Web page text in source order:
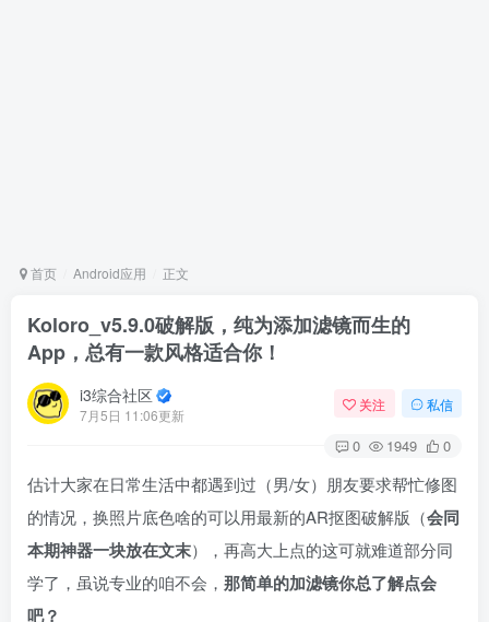
首页 Android应用 正文
Koloro_v5.9.0破解版，纯为添加滤镜而生的
App，总有一款风格适合你！
i3综合社区
7月5日 11:06更新
关注 私信
0 1949 0
估计大家在日常生活中都遇到过（男/女）朋友要求帮忙修图
的情况，换照片底色啥的可以用最新的AR抠图破解版（会同
本期神器一块放在文末），再高大上点的这可就难道部分同
学了，虽说专业的咱不会， 那简单的加滤镜你总了解点会
吧？